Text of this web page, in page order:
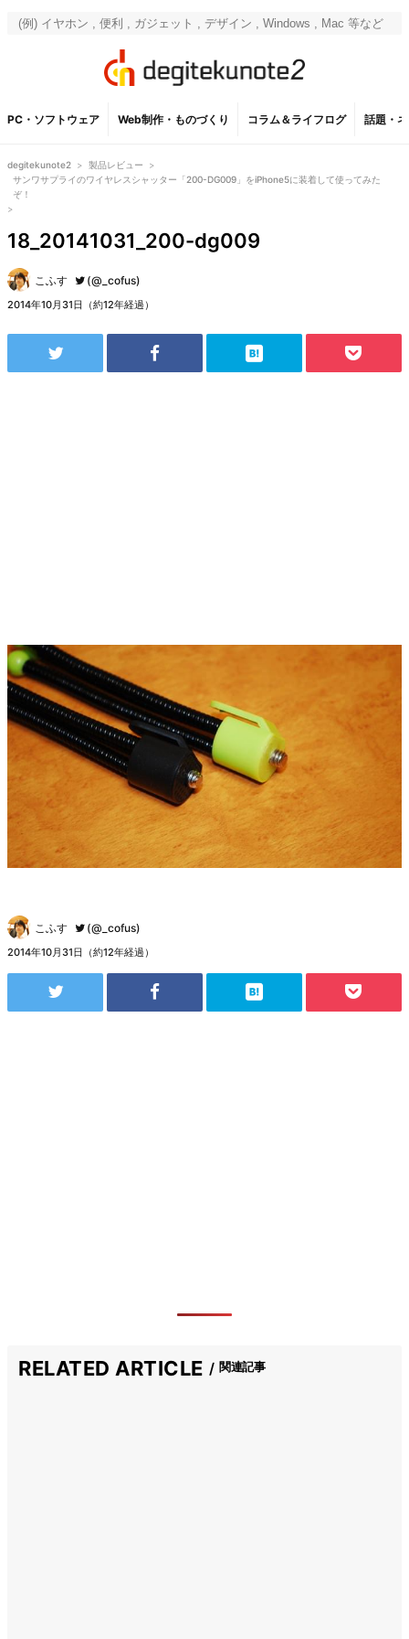
PC・ソフトウェア Web制作・ものづくり コラム＆ライフログ 話題・
degitekunote2 > 製品レビュー
>
サンワサプライのワイヤレスシャッター「200-DG009」をiPhone5に装着して使ってみた
ぞ！
>
18_20141031_200-dg009
こふす (@_cofus)
2014年10月31日（約12年経過）
こふす (@_cofus)
2014年10月31日（約12年経過）
RELATED ARTICLE 関連記事